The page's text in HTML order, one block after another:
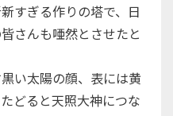
すぎる作りの塔で、日
さんも唖然とさせたと
い太陽の顔、表には黄
どると天照大神につな